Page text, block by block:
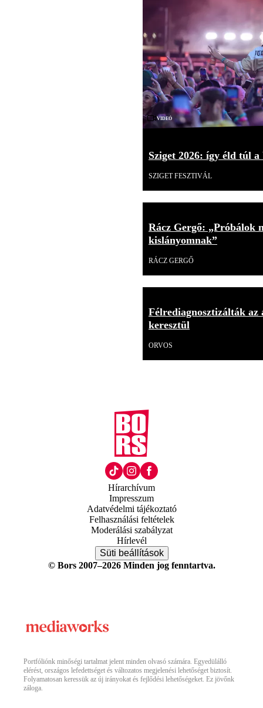
Videó
Sziget 2026: így éld túl
SZIGET FESZTIVÁL
Rácz Gergő: „Próbálok
kislányomnak”
RÁCZ GERGŐ
Félrediagnosztizálták
keresztül
ORVOS
Hírarchívum
Impresszum
Adatvédelmi tájékoztató
Felhasználási feltételek
Moderálási szabályzat
Hírlevél
Süti beállítások
© Bors 2007–2026 Minden jog fenntartva.
Portfóliónk minőségi tartalmat jelent minden olvasó számára. Egyedülálló
elérést, országos lefedettséget és változatos megjelenési lehetőséget biztosít.
Folyamatosan keressük az új irányokat és fejlődési lehetőségeket. Ez jövőnk
záloga.